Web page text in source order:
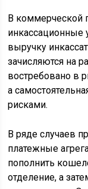
В коммерческой
инкассационные
выручку
зачисляются на
востребовано в
а
рисками.
В ряде случаев
платежные
пополнить
отделение, а